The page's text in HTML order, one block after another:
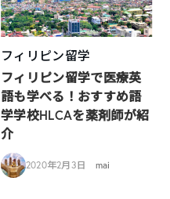
フィリピン留学
フィリピン留学で医療英
語も学べる！おすすめ語
学学校HLCAを薬剤師が紹
介
2020年2月3日 mai